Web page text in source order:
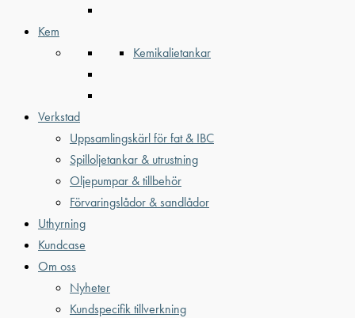
Kem
Kemikalietankar
Verkstad
Uppsamlingskärl för fat & IBC
Spilloljetankar & utrustning
Oljepumpar & tillbehör
Förvaringslådor & sandlådor
Uthyrning
Kundcase
Om oss
Nyheter
Kundspecifik tillverkning